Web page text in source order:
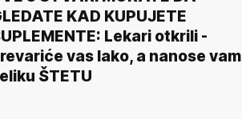
KAD KUPUJETE
Lekari otkrili -
vas lako, a nanose vam
ŠTETU